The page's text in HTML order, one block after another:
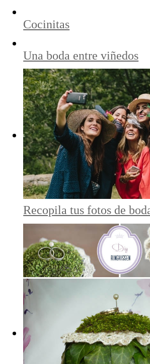
Cocinitas
Una boda entre viñedos
Recopila tus fotos de